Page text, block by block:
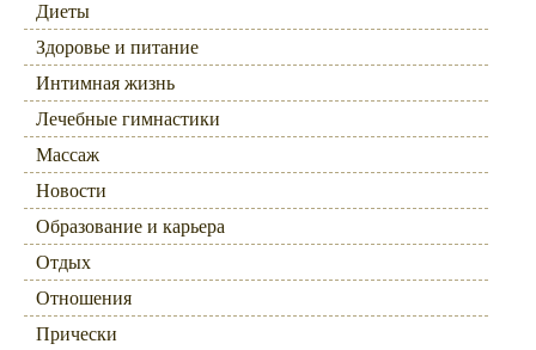
Диеты
Здоровье и питание
Интимная жизнь
Лечебные гимнастики
Массаж
Новости
Образование и карьера
Отдых
Отношения
Прически